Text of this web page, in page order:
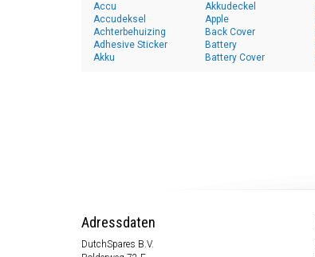
Accu
Accudeksel
Achterbehuizing
Adhesive Sticker
Akku
Akkudeckel
Apple
Back Cover
Battery
Battery Cover
Adressdaten
DutchSpares B.V.